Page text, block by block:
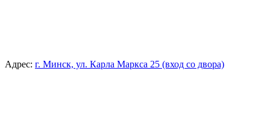
Адрес: г. Минск, ул. Карла Маркса 25 (вход со двора)